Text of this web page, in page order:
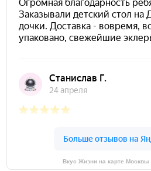
Вкус Жизни на карте